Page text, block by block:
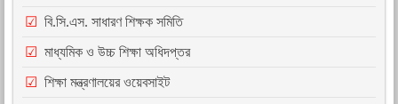
বি.সি.এস. সাধারণ শিক্ষক সমিতি
মাধ্যমিক ও উচ্চ শিক্ষা অধিদপ্তর
শিক্ষা মন্ত্রণালয়ের ওয়েবসাইট